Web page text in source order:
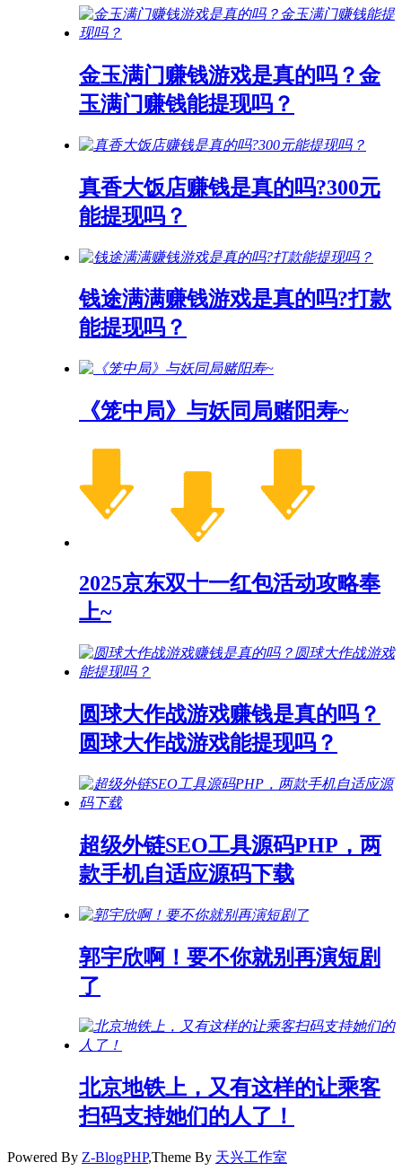
金玉满门赚钱游戏是真的吗？金
玉满门赚钱能提现吗？
真香大饭店赚钱是真的吗?300元
能提现吗？
钱途满满赚钱游戏是真的吗?打款
能提现吗？
《笼中局》与妖同局赌阳寿~
2025京东双十一红包活动攻略奉
上~
圆球大作战游戏赚钱是真的吗？
圆球大作战游戏能提现吗？
超级外链SEO工具源码PHP，两
款手机自适应源码下载
郭宇欣啊！要不你就别再演短剧
了
北京地铁上，又有这样的让乘客
扫码支持她们的人了！
Powered By Z-BlogPHP,Theme By 天兴工作室